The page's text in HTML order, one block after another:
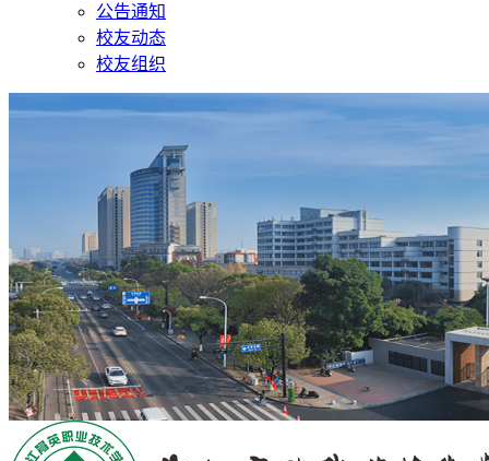
公告通知
校友动态
校友组织